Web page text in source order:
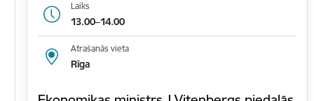
Laiks
13.00–14.00
Atrašanās vieta
Rīga